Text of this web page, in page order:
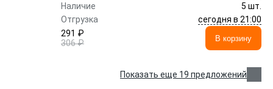
Наличие
5 шт.
Отгрузка
сегодня в 21:00
291 ₽
306 ₽
В корзину
Показать еще 19 предложений